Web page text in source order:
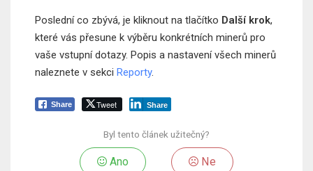
Poslední co zbývá, je kliknout na tlačítko Další krok,
které vás přesune k výběru konkrétních minerů pro
vaše vstupní dotazy. Popis a nastavení všech minerů
naleznete v sekci Reporty.
Share Tweet Share
Byl tento článek užitečný?
Ano Ne